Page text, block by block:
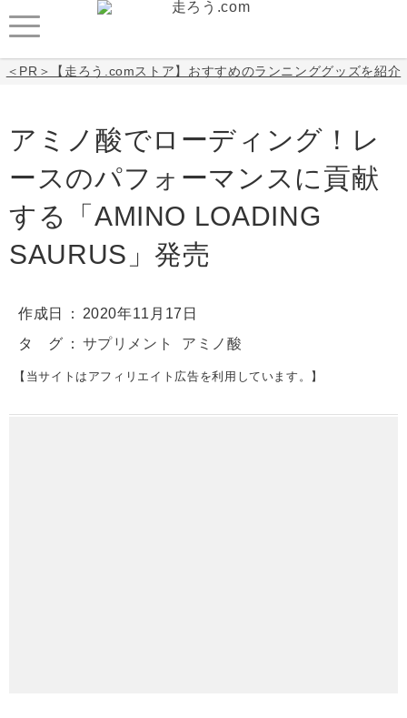
＜PR＞【走ろう.comストア】おすすめのランニンググッズを紹介
アミノ酸でローディング！レ
ースのパフォーマンスに貢献
する「AMINO LOADING
SAURUS」発売
作成日
2020年11月17日
タ グ
サプリメント アミノ酸
【当サイトはアフィリエイト広告を利用しています。】